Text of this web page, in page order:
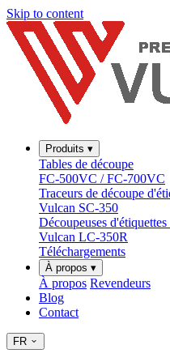
Skip to content
Produits ▾
Tables de découpe
FC-500VC / FC-700VC
Traceurs de découpe
Vulcan SC-350
Découpeuses
Vulcan LC-350R
Téléchargements
À propos ▾
À propos Revendeurs
Blog
Contact
FR